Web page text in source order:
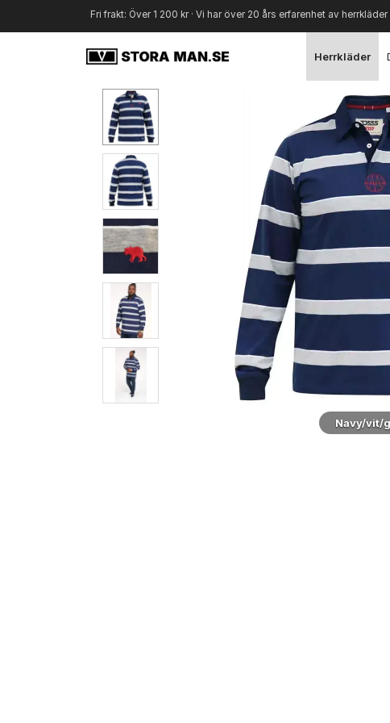
Fri frakt: Över 1 200 kr · Vi har över 20 års erfarenhet av
Herrkläder
Navy/vit/